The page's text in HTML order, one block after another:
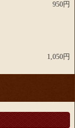
950円
1,050円